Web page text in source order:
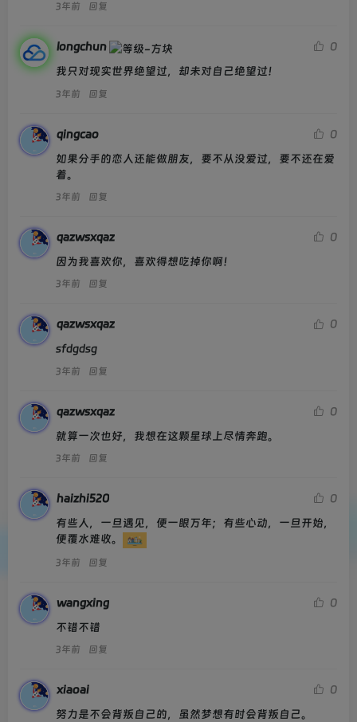
3年前 回复
longchun
0
我只对现实世界绝望过，却未对自己绝望过！
3年前 回复
qingcao
0
如果分手的恋人还能做朋友，要不从没爱过，要不还在爱
着。
3年前 回复
qazwsxqaz
0
因为我喜欢你，喜欢得想吃掉你啊！
3年前 回复
qazwsxqaz
0
sfdgdsg
3年前 回复
qazwsxqaz
0
就算一次也好，我想在这颗星球上尽情奔跑。
3年前 回复
haizhi520
0
有些人，一旦遇见，便一眼万年；有些心动，一旦开始，
便覆水难收。
3年前 回复
wangxing
0
不错不错
3年前 回复
xiaoai
0
努力是不会背叛自己的，虽然梦想有时会背叛自己。